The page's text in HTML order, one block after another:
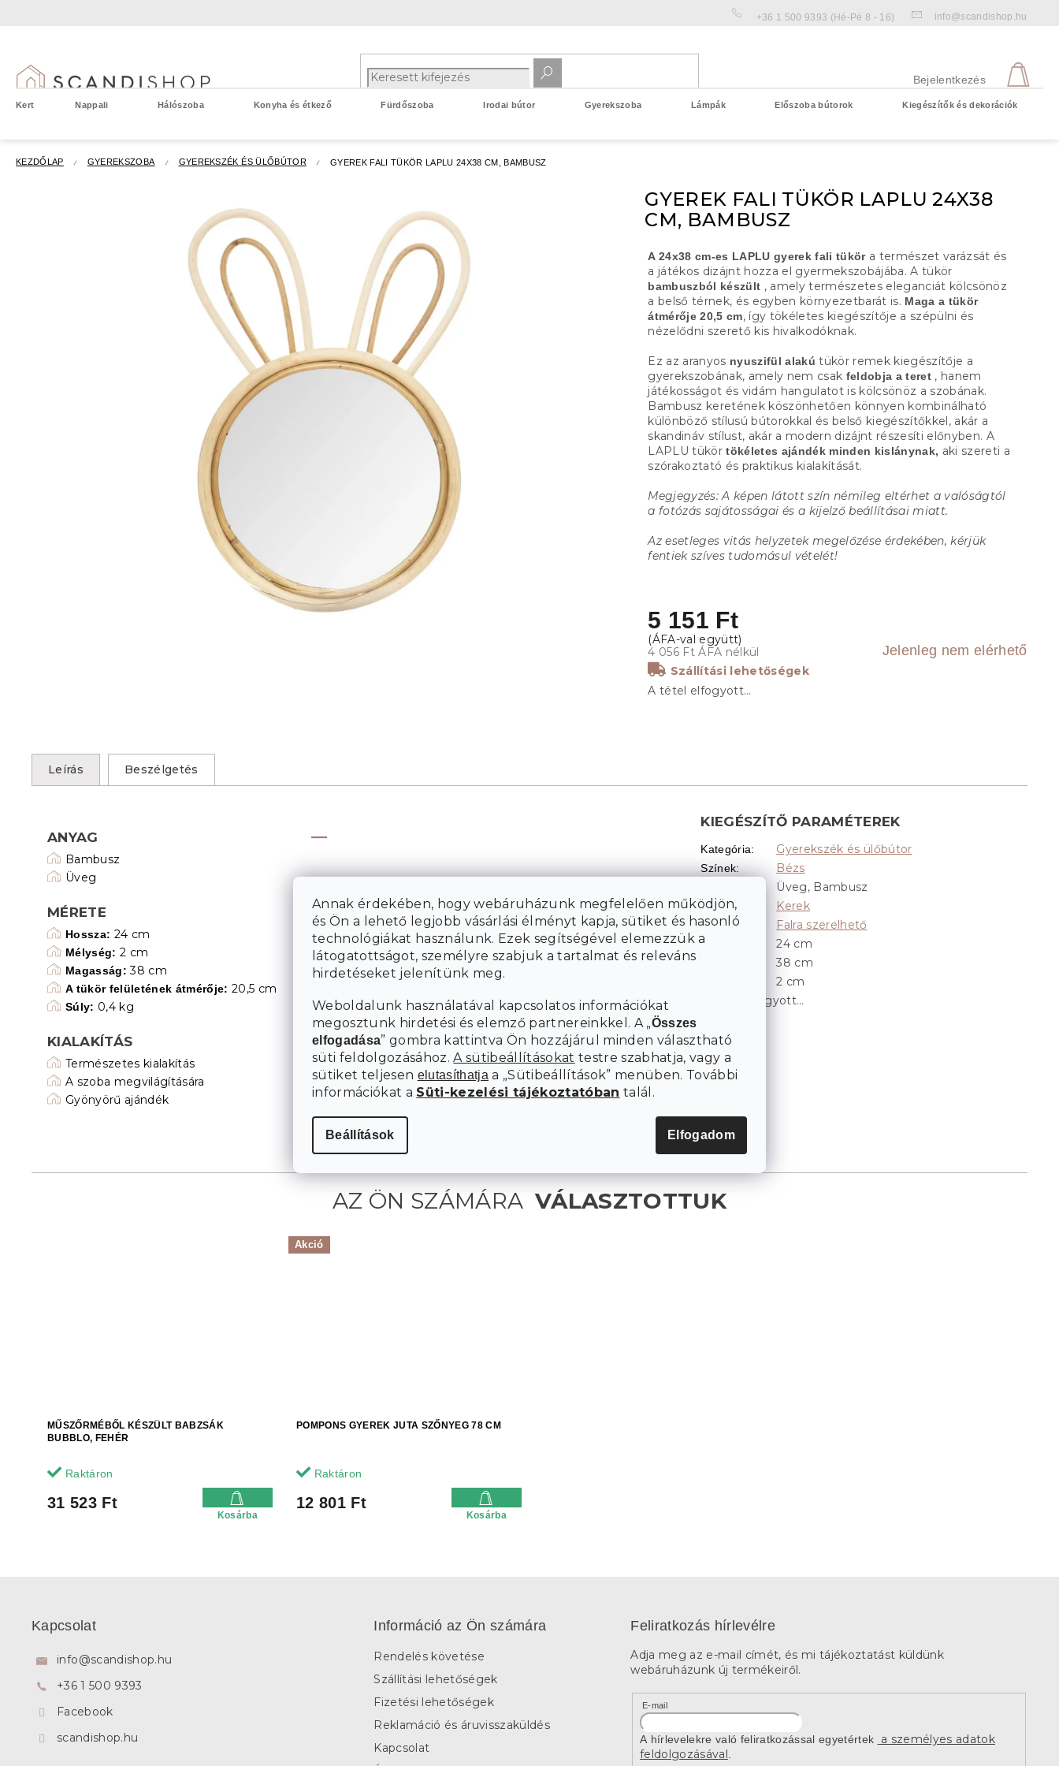
Annak érdekében, hogy webáruházunk megfelelően működjön,
és Ön a lehető legjobb vásárlási élményt kapja, sütiket és hasonló
technológiákat használunk. Ezek segítségével elemezzük a
látogatottságot, személyre szabjuk a tartalmat és releváns
hirdetéseket jelenítünk meg.
Weboldalunk használatával kapcsolatos információkat
megosztunk hirdetési és elemző partnereinkkel. A „Összes
elfogadása” gombra kattintva Ön hozzájárul minden választható
süti feldolgozásához.A sütibeállításokat testre szabhatja, vagy a
sütiket teljesen elutasíthatja a „Sütibeállítások” menüben. További
információkat a Süti-kezelési tájékoztatóban talál.
Beállítások Elfogadom
+36 1 500 9393 (Hé-Pé 8 - 16) info@scandishop.hu
Bejelentkezés
Kert Nappali Hálószoba Konyha és étkező Fürdőszoba Irodai bútor Gyerekszoba Lámpák Előszoba bútorok Kiegészítők és dekorációk
KEZDŐLAP GYEREKSZOBA GYEREKSZÉK ÉS ÜLŐBÚTOR GYEREK FALI TÜKÖR LAPLU 24X38 CM, BAMBUSZ
GYEREK FALI TÜKÖR LAPLU 24X38
CM, BAMBUSZ
5 151 Ft
4 056 Ft ÁFA nélkül Jelenleg nem elérhető
Szállítási lehetőségek
A tétel elfogyott…
A 24x38 cm-es LAPLU gyerek fali tüköra természet varázsát és
a játékos dizájnt hozza el gyermekszobájába. A tükör
bambuszból készült , amely természetes eleganciát kölcsönöz
a belső térnek, és egyben környezetbarát is. Maga a tükör
átmérője 20,5 cm, így tökéletes kiegészítője a szépülni és
nézelődni szerető kis hivalkodóknak.
Ez az aranyos nyuszifül alakú tükör remek kiegészítője a
gyerekszobának, amely nem csak feldobja a teret , hanem
játékosságot és vidám hangulatot is kölcsönöz a szobának.
Bambusz keretének köszönhetően könnyen kombinálható
különböző stílusú bútorokkal és belső kiegészítőkkel, akár a
skandináv stílust, akár a modern dizájnt részesíti előnyben. A
LAPLU tükörtökéletes ajándék minden kislánynak, aki szereti a
szórakoztató és praktikus kialakítását.
Megjegyzés: A képen látott szín némileg eltérhet a valóságtól
a fotózás sajátosságai és a kijelző beállításai miatt.
Az esetleges vitás helyzetek megelőzése érdekében, kérjük
fentiek szíves tudomásul vételét!
MŰSZŐRMÉBŐL KÉSZÜLT BABZSÁK
BUBBLO, FEHÉR
Raktáron
31 523 Ft
Kosárba
Akció
POMPONS GYEREK JUTA SZŐNYEG 78 CM
Raktáron
12 801 Ft
Kosárba
Leírás Beszélgetés
ANYAG
Bambusz
Üveg
MÉRETE
Hossza: 24 cm
Mélység: 2 cm
Magasság: 38 cm
A tükör felületének átmérője: 20,5 cm
Súly: 0,4 kg
KIALAKÍTÁS
Természetes kialakítás
A szoba megvilágítására
Gyönyörű ajándék
KIEGÉSZÍTŐ PARAMÉTEREK
Kategória: Gyerekszék és ülőbútor
Színek: Bézs
Üveg, Bambusz
Alak: Kerek
Elhelyezés Falra szerelhető
Hossz 24 cm
38 cm
2 cm
A tétel elfogyott…
Kapcsolat
info@scandishop.hu
+36 1 500 9393
Facebook
scandishop.hu
Információ az Ön számára
Rendelés követése
Szállítási lehetőségek
Fizetési lehetőségek
Reklamáció és áruvisszaküldés
Kapcsolat
Feliratkozás hírlevélre
Adja meg az e-mail címét, és mi tájékoztatást küldünk
webáruházunk új termékeiről.
E-mail
A hírlevelekre való feliratkozással egyetértek
a személyes adatok
feldolgozásával